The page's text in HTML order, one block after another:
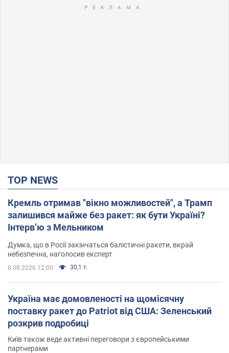
TOP NEWS
Кремль отримав "вікно можливостей", а Трамп
залишився майже без ракет: як бути Україні?
Інтерв’ю з Мельником
Думка, що в Росії закінчаться балістичні ракети, вкрай
небезпечна, наголосив експерт
8.08.2026 12:00 30,1 т.
Україна має домовленості на щомісячну
поставку ракет до Patriot від США: Зеленський
розкрив подробиці
Київ також веде активні переговори з європейськими
партнерами